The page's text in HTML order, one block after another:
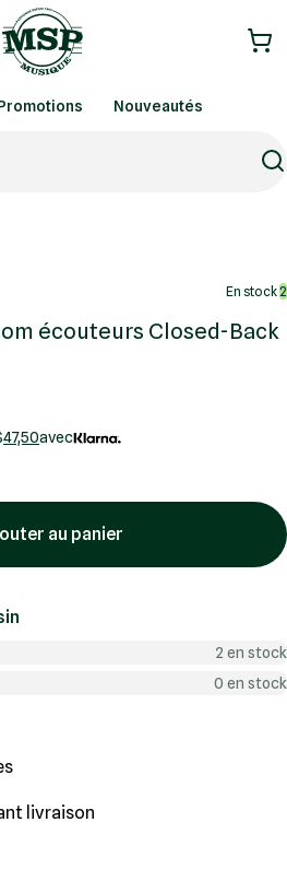
Nouveautés
En stock2
écouteurs Closed-Back
47,50avec
au panier
2 en stock
0 en stock
livraison